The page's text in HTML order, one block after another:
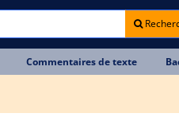
Commentaires de texte